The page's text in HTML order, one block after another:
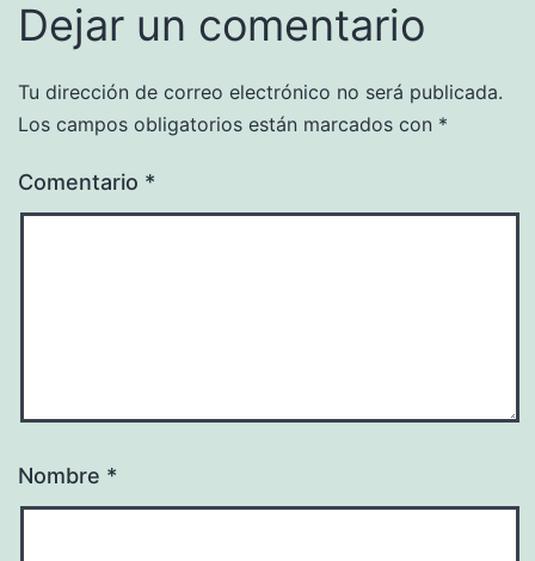
Dejar un comentario
Tu dirección de correo electrónico no será publicada.
Los campos obligatorios están marcados con *
Comentario *
Nombre *